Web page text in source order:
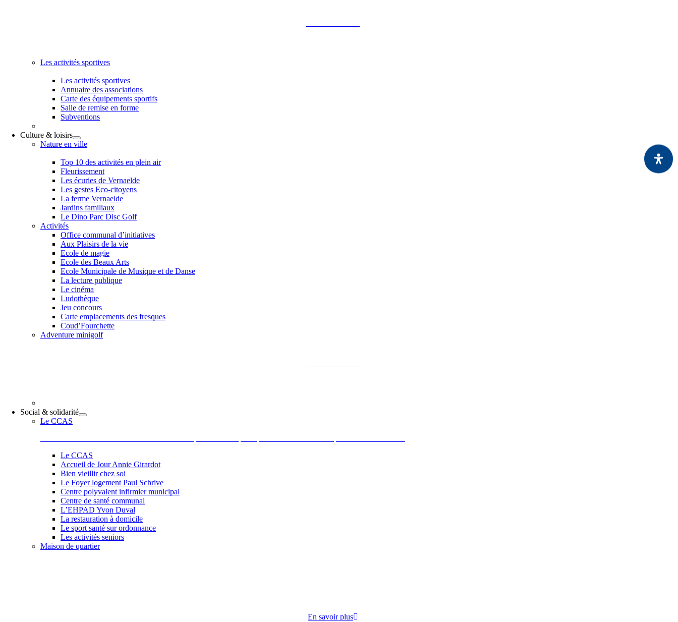
Les activités sportives
Les activités sportives
Annuaire des associations
Carte des équipements sportifs
Salle de remise en forme
Subventions
Culture & loisirs
Nature en ville
Top 10 des activités en plein air
Fleurissement
Les écuries de Vernaelde
Les gestes Eco-citoyens
La ferme Vernaelde
Jardins familiaux
Le Dino Parc Disc Golf
Activités
Office communal d’initiatives
Aux Plaisirs de la vie
Ecole de magie
Ecole des Beaux Arts
Ecole Municipale de Musique et de Danse
La lecture publique
Le cinéma
Ludothèque
Jeu concours
Carte emplacements des fresques
Coud’Fourchette
Adventure minigolf
Social & solidarité
Le CCAS
Le CCAS
Accueil de Jour Annie Girardot
Bien vieillir chez soi
Le Foyer logement Paul Schrive
Centre polyvalent infirmier municipal
Centre de santé communal
L’EHPAD Yvon Duval
La restauration à domicile
Le sport santé sur ordonnance
Les activités seniors
Maison de quartier
En savoir plus